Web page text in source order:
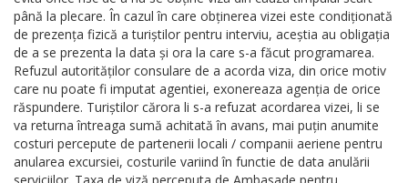
până la plecare. În cazul în care obținerea vizei este condiționată
de prezența fizică a turiștilor pentru interviu, aceștia au obligația
de a se prezenta la data și ora la care s-a făcut programarea.
Refuzul autorităților consulare de a acorda viza, din orice motiv
care nu poate fi imputat agentiei, exonereaza agenția de orice
răspundere. Turiștilor cărora li s-a refuzat acordarea vizei, li se
va returna întreaga sumă achitată în avans, mai puțin anumite
costuri percepute de partenerii locali / companii aeriene pentru
anularea excursiei, costurile variind în functie de data anulării